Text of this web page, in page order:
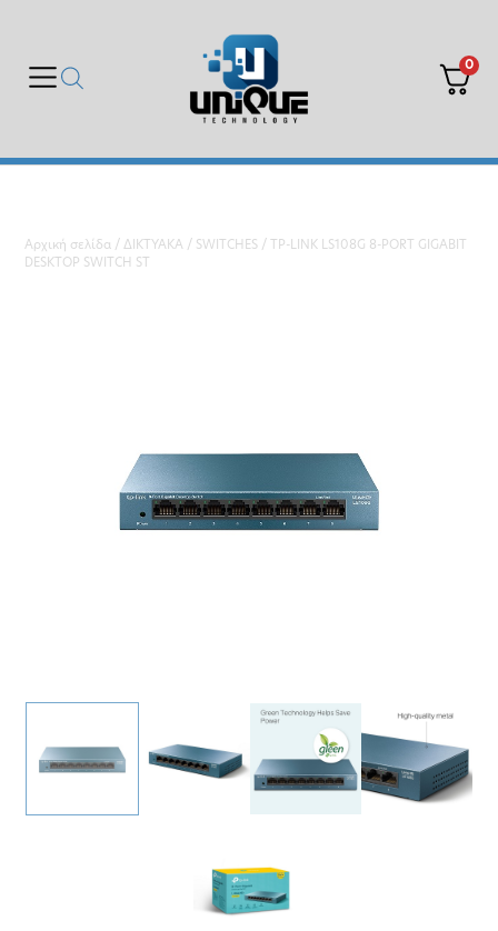
0
Αρχική σελίδα /ΔΙΚΤΥΑΚΑ / SWITCHES / TP-LINK LS108G 8-PORT GIGABIT
DESKTOP SWITCH ST